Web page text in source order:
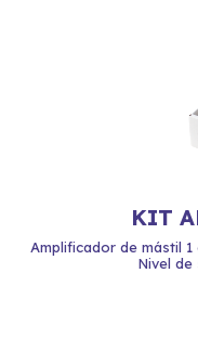
KIT
Amplificador de mástil 1
Nivel de